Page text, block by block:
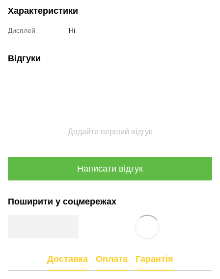
Характеристики
Дисплей Ні
Відгуки
Додайте перший відгук
Написати відгук
Поширити у соцмережах
Доставка Оплата Гарантія